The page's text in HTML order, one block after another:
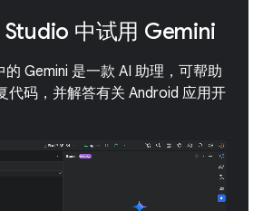
中试用 Gemini
Gemini 是一款 AI 助理，可帮助
代码，并解答有关 Android 应用开